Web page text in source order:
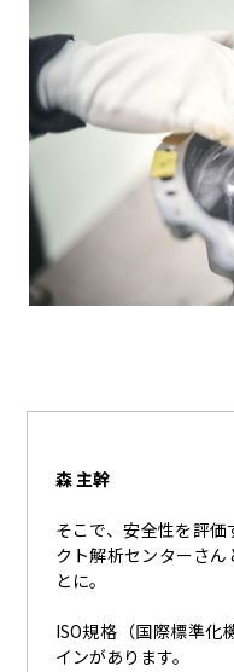
森 主幹
そこで、安全性を評
クト解析センターさ
とに。
ISO規格（国際標準化
インがあります。